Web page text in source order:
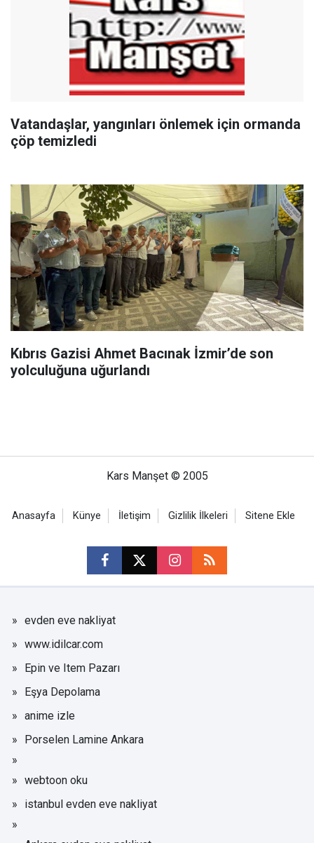
Vatandaşlar, yangınları önlemek için ormanda
çöp temizledi
Kıbrıs Gazisi Ahmet Bacınak İzmir’de son
yolculuğuna uğurlandı
Kars Manşet © 2005
Anasayfa Künye İletişim Gizlilik İlkeleri Sitene Ekle
evden eve nakliyat
www.idilcar.com
Epin ve Item Pazarı
Eşya Depolama
anime izle
Porselen Lamine Ankara
webtoon oku
istanbul evden eve nakliyat